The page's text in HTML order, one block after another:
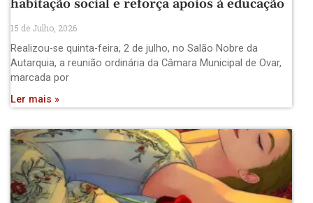
habitação social e reforça apoios à educação
15 de Julho, 2026
Realizou-se quinta-feira, 2 de julho, no Salão Nobre da
Autarquia, a reunião ordinária da Câmara Municipal de Ovar,
marcada por
Ler mais »